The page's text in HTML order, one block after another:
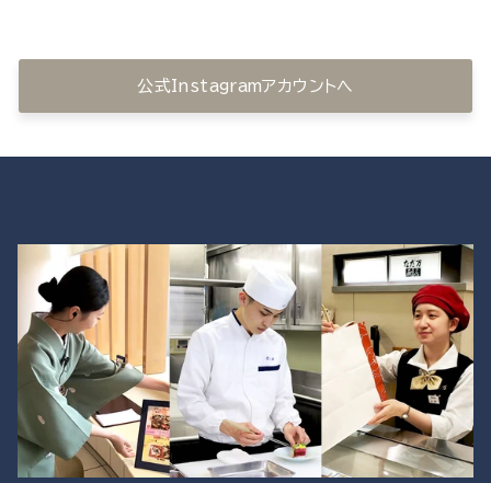
公式Instagramアカウントへ